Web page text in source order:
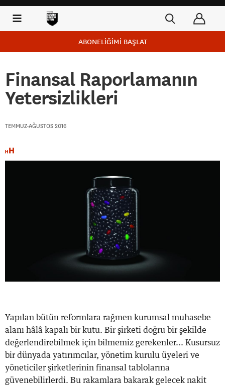
ABONELİĞİMİ BAŞLAT
Finansal Raporlamanın
Yetersizlikleri
TEMMUZ-AĞUSTOS 2016
Yapılan bütün reformlara rağmen kurumsal muhasebe
alanı hâlâ kapalı bir kutu. Bir şirketi doğru bir şekilde
değerlendirebilmek için bilmemiz gerekenler... Kusursuz
bir dünyada yatırımcılar, yönetim kurulu üyeleri ve
yöneticiler şirketlerinin finansal tablolarına
güvenebilirlerdi. Bu rakamlara bakarak gelecek nakit